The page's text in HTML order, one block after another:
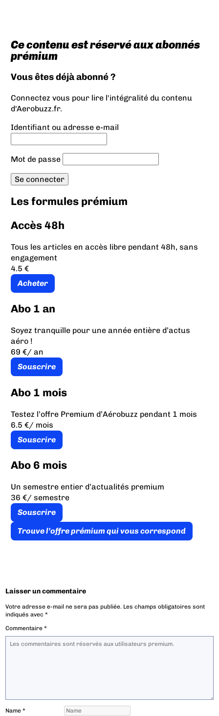
Ce contenu est réservé aux abonnés
prémium
Vous êtes déjà abonné ?
Connectez vous pour lire l'intégralité du contenu
d'Aerobuzz.fr.
Identifiant ou adresse e-mail
Mot de passe
Les formules prémium
Accès 48h
Tous les articles en accès libre pendant 48h, sans
engagement
4.5 €
Acheter
Abo 1 an
Soyez tranquille pour une année entière d’actus
aéro !
69 €/ an
Souscrire
Abo 1 mois
Testez l’offre Premium d’Aérobuzz pendant 1 mois
6.5 €/ mois
Souscrire
Abo 6 mois
Un semestre entier d’actualités premium
36 €/ semestre
Souscrire
Trouve l’offre prémium qui vous correspond
Laisser un commentaire
Votre adresse e-mail ne sera pas publiée. Les champs obligatoires sont
indiqués avec*
Commentaire*
Name*